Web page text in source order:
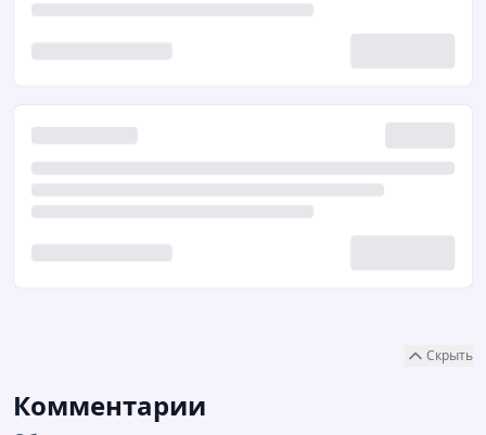
Скрыть
Комментарии